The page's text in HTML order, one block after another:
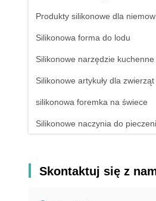
Produkty silikonowe dla
Silikonowa forma do lodu
Silikonowe narzędzie kuchenne
Silikonowe artykuły dla zwierząt
silikonowa foremka na świece
Silikonowe naczynia do
NOWE PRODUKTY
Skontaktuj się z